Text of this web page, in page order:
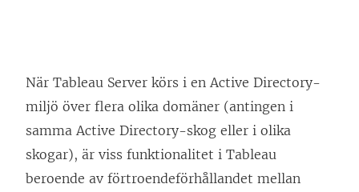
När Tableau Server körs i en Active Directory-
miljö över flera olika domäner (antingen i
samma Active Directory-skog eller i olika
skogar), är viss funktionalitet i Tableau
beroende av förtroendeförhållandet mellan